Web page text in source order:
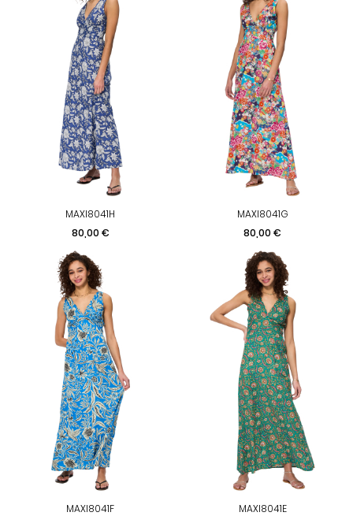
MAXI8041H
Prix
80,00 €
MAXI8041G
Prix
80,00 €
MAXI8041F
MAXI8041E